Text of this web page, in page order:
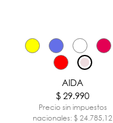
AIDA
$ 29.990
Precio sin impuestos
nacionales: $ 24.785,12